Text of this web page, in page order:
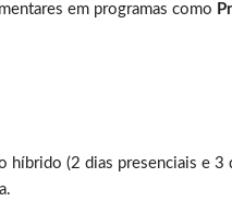
em programas como
híbrido (2 dias presenciais e 3